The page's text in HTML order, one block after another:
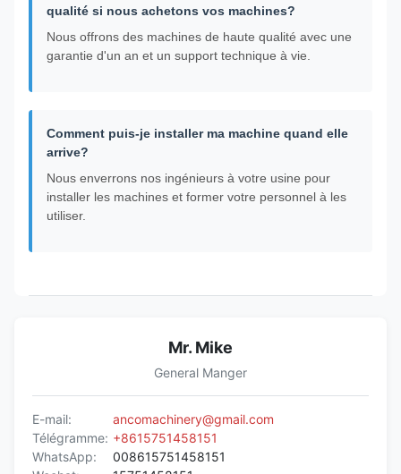
qualité si nous achetons vos machines?
Nous offrons des machines de haute qualité avec une
garantie d'un an et un support technique à vie.
Comment puis-je installer ma machine quand elle
arrive?
Nous enverrons nos ingénieurs à votre usine pour
installer les machines et former votre personnel à les
utiliser.
Mr. Mike
General Manger
E-mail:
ancomachinery@gmail.com
Télégramme: +8615751458151
WhatsApp:
008615751458151